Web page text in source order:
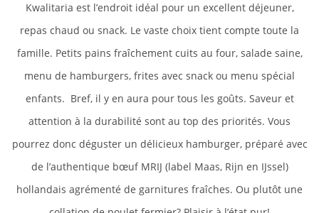
Kwalitaria est l’endroit idéal pour un excellent déjeuner,
repas chaud ou snack. Le vaste choix tient compte toute la
famille. Petits pains fraîchement cuits au four, salade saine,
menu de hamburgers, frites avec snack ou menu spécial
enfants. Bref, il y en aura pour tous les goûts. Saveur et
attention à la durabilité sont au top des priorités. Vous
pourrez donc déguster un délicieux hamburger, préparé avec
de l’authentique bœuf MRIJ (label Maas, Rijn en IJssel)
hollandais agrémenté de garnitures fraîches. Ou plutôt une